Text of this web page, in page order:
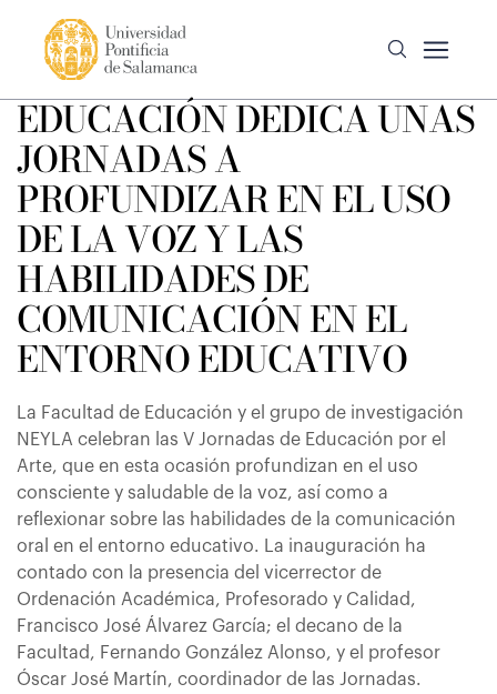
EDUCACIÓN DEDICA UNAS
JORNADAS A
PROFUNDIZAR EN EL USO
DE LA VOZ Y LAS
HABILIDADES DE
COMUNICACIÓN EN EL
ENTORNO EDUCATIVO
La Facultad de Educación y el grupo de investigación
NEYLA celebran las V Jornadas de Educación por el
Arte, que en esta ocasión profundizan en el uso
consciente y saludable de la voz, así como a
reflexionar sobre las habilidades de la comunicación
oral en el entorno educativo. La inauguración ha
contado con la presencia del vicerrector de
Ordenación Académica, Profesorado y Calidad,
Francisco José Álvarez García; el decano de la
Facultad, Fernando González Alonso, y el profesor
Óscar José Martín, coordinador de las Jornadas.